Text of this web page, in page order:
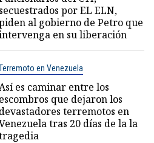
secuestrados por EL ELN,
al gobierno de Petro que
en su liberación
en Venezuela
es caminar entre los
escombros que dejaron los
devastadores terremotos en
tras 20 días de la la